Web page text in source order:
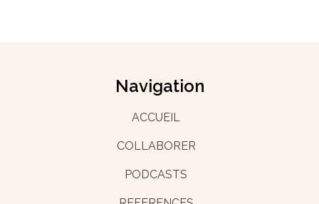
Navigation
ACCUEIL
COLLABORER
PODCASTS